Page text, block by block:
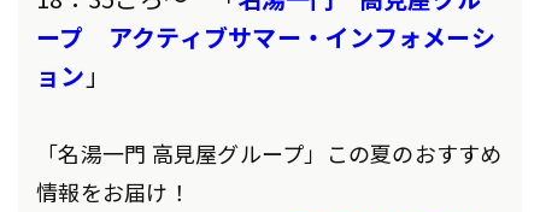
ープ アクティブサマー・インフォメーシ
ョン 」
「名湯一門 高見屋グループ」この夏のおすすめ
情報をお届け！